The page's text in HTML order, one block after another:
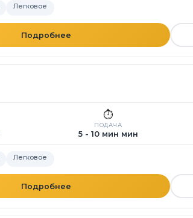
Легковое
Подробнее
⏱️
ПОДАЧА
5 - 10 мин мин
Легковое
Подробнее